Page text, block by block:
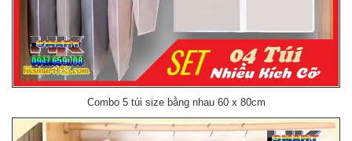
Combo 5 túi size bằng nhau 60 x 80cm